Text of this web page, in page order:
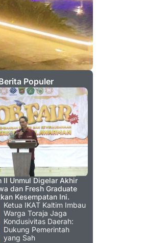
Populer
II Unmul Digelar Akhir
dan Fresh Graduate
Kesempatan Ini.
Ketua IKAT Kaltim Imbau
Warga Toraja Jaga
Kondusivitas Daerah:
Dukung Pemerintah
yang Sah